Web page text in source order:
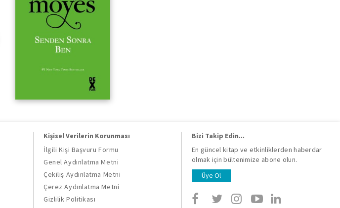
Kişisel Verilerin Korunması
İlgili Kişi Başvuru Formu
Genel Aydınlatma Metni
Çekiliş Aydınlatma Metni
Çerez Aydınlatma Metni
Gizlilik Politikası
Bizi Takip Edin...
En güncel kitap ve etkinliklerden haberdar
olmak için bültenimize abone olun.
Üye Ol